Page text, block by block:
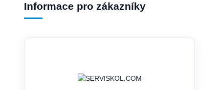
Informace pro zákazníky